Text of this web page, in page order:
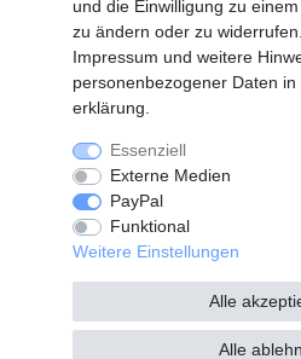
Info Material als PDF
Versand
Rückrufe
Galerie
Widerrufs­recht
Impressum
AGB
und die Einwilligung zu
zu ändern oder zu
Impressum und weitere
personenbezogener Daten
erklärung
Essenziell
Externe Medien
PayPal
Funktional
Weitere Einstellungen
Alle
Alle